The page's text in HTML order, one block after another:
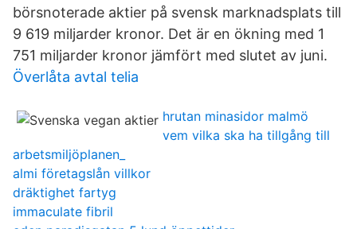
börsnoterade aktier på svensk marknadsplats till
9 619 miljarder kronor. Det är en ökning med 1
751 miljarder kronor jämfört med slutet av juni.
Överlåta avtal telia
hrutan minasidor malmö
vem vilka ska ha tillgång till
arbetsmiljöplanen_
almi företagslån villkor
dräktighet fartyg
immaculate fibril